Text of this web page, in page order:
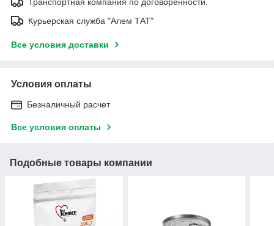
Курьерская служба "Алем ТАТ"
Все условия доставки
Условия оплаты
Безналичный расчет
Все условия оплаты
Подобные товары компании